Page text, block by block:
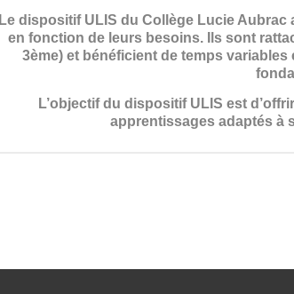
Le dispositif ULIS du Collège Lucie
en fonction de leurs besoins. Ils sont
3ème) et bénéficient de temps
L’objectif du dispositif ULIS est
apprentissages adaptés à